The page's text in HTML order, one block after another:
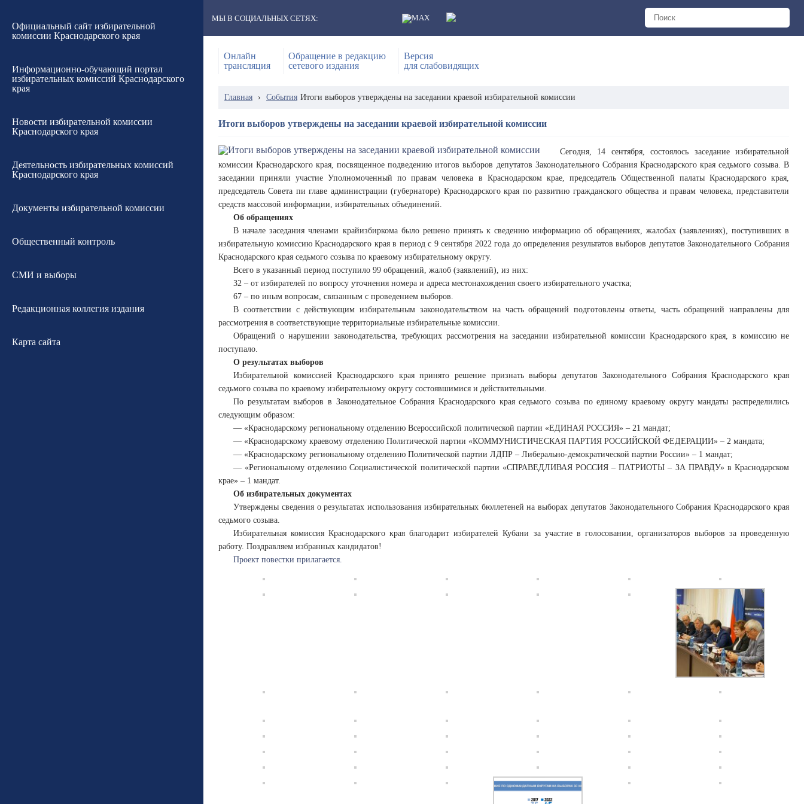
Официальный сайт избирательной
комиссии Краснодарского края
Информационно-обучающий портал
избирательных комиссий Краснодарского
края
Новости избирательной комиссии
Краснодарского края
Деятельность избирательных комиссий
Краснодарского края
Документы избирательной комиссии
Общественный контроль
СМИ и выборы
Редакционная коллегия издания
Карта сайта
МЫ В СОЦИАЛЬНЫХ СЕТЯХ:
Онлайн
трансляция
Обращение в редакцию
сетевого издания
Версия
для слабовидящих
Главная › События Итоги выборов утверждены на заседании краевой избирательной комиссии
Итоги выборов утверждены на заседании краевой избирательной комиссии
Сегодня, 14 сентября, состоялось заседание избирательной
комиссии Краснодарского края, посвященное подведению итогов выборов депутатов Законодательного Собрания Краснодарского края седьмого созыва. В
заседании приняли участие Уполномоченный по правам человека в Краснодарском крае, председатель Общественной палаты Краснодарского края,
председатель Совета пи главе администрации (губернаторе) Краснодарского края по развитию гражданского общества и правам человека, представители
средств массовой информации, избирательных объединений.
Об обращениях
В начале заседания членами крайизбиркома было решено принять к сведению информацию об обращениях, жалобах (заявлениях), поступивших в
избирательную комиссию Краснодарского края в период с 9 сентября 2022 года до определения результатов выборов депутатов Законодательного Собрания
Краснодарского края седьмого созыва по краевому избирательному округу.
Всего в указанный период поступило 99 обращений, жалоб (заявлений), из них:
32 – от избирателей по вопросу уточнения номера и адреса местонахождения своего избирательного участка;
67 – по иным вопросам, связанным с проведением выборов.
В соответствии с действующим избирательным законодательством на часть обращений подготовлены ответы, часть обращений направлены для
рассмотрения в соответствующие территориальные избирательные комиссии.
Обращений о нарушении законодательства, требующих рассмотрения на заседании избирательной комиссии Краснодарского края, в комиссию не
поступало.
О результатах выборов
Избирательной комиссией Краснодарского края принято решение признать выборы депутатов Законодательного Собрания Краснодарского края
седьмого созыва по краевому избирательному округу состоявшимися и действительными.
По результатам выборов в Законодательное Собрания Краснодарского края седьмого созыва по единому краевому округу мандаты распределились
следующим образом:
— «Краснодарскому региональному отделению Всероссийской политической партии «ЕДИНАЯ РОССИЯ» – 21 мандат;
— «Краснодарскому краевому отделению Политической партии «КОММУНИСТИЧЕСКАЯ ПАРТИЯ РОССИЙСКОЙ ФЕДЕРАЦИИ» – 2 мандата;
— «Краснодарскому региональному отделению Политической партии ЛДПР – Либерально-демократической партии России» – 1 мандат;
— «Региональному отделению Социалистической политической партии «СПРАВЕДЛИВАЯ РОССИЯ – ПАТРИОТЫ – ЗА ПРАВДУ» в Краснодарском
крае» – 1 мандат.
Об избирательных документах
Утверждены сведения о результатах использования избирательных бюллетеней на выборах депутатов Законодательного Собрания Краснодарского края
седьмого созыва.
Избирательная комиссия Краснодарского края благодарит избирателей Кубани за участие в голосовании, организаторов выборов за проведенную
работу. Поздравляем избранных кандидатов!
Проект повестки прилагается.